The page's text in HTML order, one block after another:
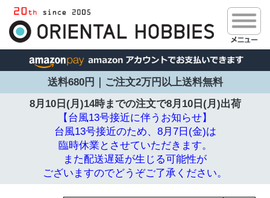
送料680円｜ご注文2万円以上送料無料
8月10日(月)14時までの注文で8月10日(月)出荷
【台風13号接近に伴うお知らせ】
台風13号接近のため、8月7日(金)は
臨時休業とさせていただきます。
また配送遅延が生じる可能性が
ございますのでどうぞご了承ください。